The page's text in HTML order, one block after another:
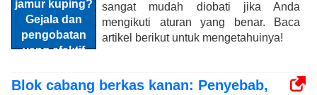
sangat mudah diobati jika Anda
mengikuti aturan yang benar. Baca
artikel berikut untuk mengetahuinya!
Blok cabang berkas kanan: Penyebab,